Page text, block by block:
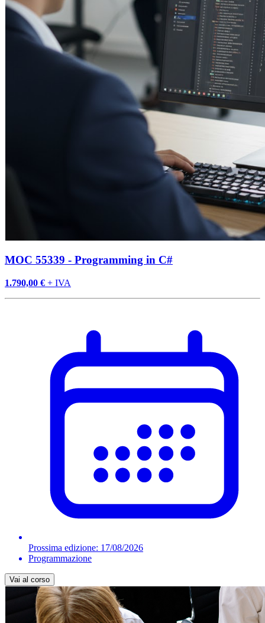
MOC 55339 - Programming in C#
1.790,00 € + IVA
Prossima edizione: 17/08/2026
Programmazione
Vai al corso